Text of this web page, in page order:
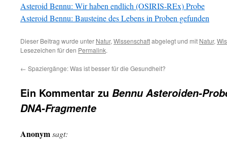
Asteroid Bennu: Wir haben endlich (OSIRIS-REx) Probe
Asteroid Bennu: Bausteine des Lebens in Proben gefunden
Dieser Beitrag wurde unter Natur, Wissenschaftabgelegt und mit Natur,
Lesezeichen für den Permalink.
← Spaziergänge: Was ist besser für die Gesundheit?
Ein Kommentar zu Bennu Asteroiden-
DNA-Fragmente
Anonymsagt: